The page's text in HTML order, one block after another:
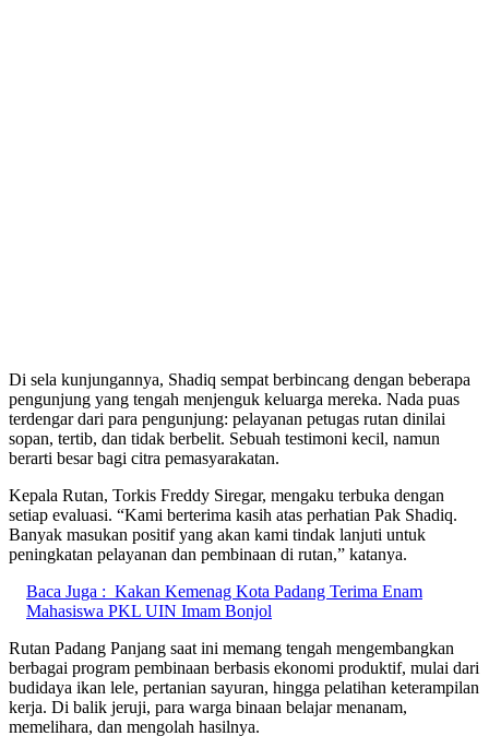
Di sela kunjungannya, Shadiq sempat berbincang dengan beberapa
pengunjung yang tengah menjenguk keluarga mereka. Nada puas
terdengar dari para pengunjung: pelayanan petugas rutan dinilai
sopan, tertib, dan tidak berbelit. Sebuah testimoni kecil, namun
berarti besar bagi citra pemasyarakatan.
Kepala Rutan, Torkis Freddy Siregar, mengaku terbuka dengan
setiap evaluasi. “Kami berterima kasih atas perhatian Pak Shadiq.
Banyak masukan positif yang akan kami tindak lanjuti untuk
peningkatan pelayanan dan pembinaan di rutan,” katanya.
Baca Juga : Kakan Kemenag Kota Padang Terima Enam
Mahasiswa PKL UIN Imam Bonjol
Rutan Padang Panjang saat ini memang tengah mengembangkan
berbagai program pembinaan berbasis ekonomi produktif, mulai dari
budidaya ikan lele, pertanian sayuran, hingga pelatihan keterampilan
kerja. Di balik jeruji, para warga binaan belajar menanam,
memelihara, dan mengolah hasilnya.